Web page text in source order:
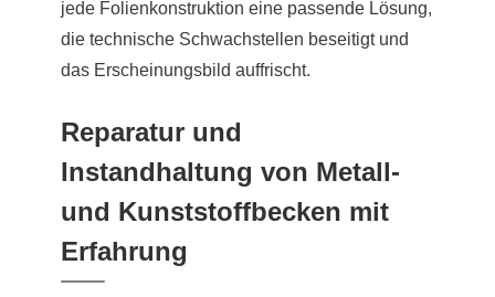
jede Folienkonstruktion eine passende Lösung,
die technische Schwachstellen beseitigt und
das Erscheinungsbild auffrischt.
Reparatur und
Instandhaltung von Metall-
und Kunststoffbecken mit
Erfahrung